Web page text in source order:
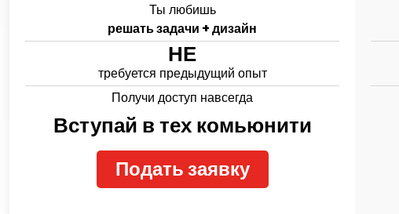
Ты любишь
решать задачи + дизайн
НЕ
требуется предыдущий опыт
Получи доступ навсегда
Вступай в тех комьюнити
Подать заявку